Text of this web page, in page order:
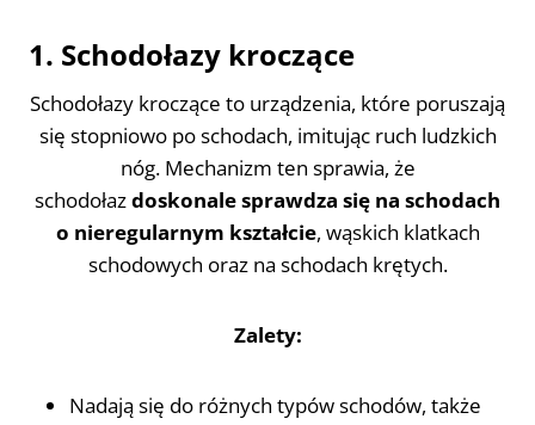
1. Schodołazy kroczące
Schodołazy kroczące to urządzenia, które poruszają
się stopniowo po schodach, imitując ruch ludzkich
nóg. Mechanizm ten sprawia, że
schodołazdoskonale sprawdza się na schodach
o nieregularnym kształcie, wąskich klatkach
schodowych oraz na schodach krętych.
Zalety:
Nadają się do różnych typów schodów, także